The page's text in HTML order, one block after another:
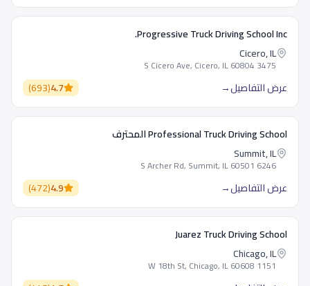
Progressive Truck Driving School Inc.
Cicero, IL
3475 S Cicero Ave, Cicero, IL 60804
عرض التفاصيل→
4.7
(
693
)
Professional Truck Driving School المحترف
Summit, IL
6246 S Archer Rd, Summit, IL 60501
عرض التفاصيل→
4.9
(
472
)
Juarez Truck Driving School
Chicago, IL
1151 W 18th St, Chicago, IL 60608